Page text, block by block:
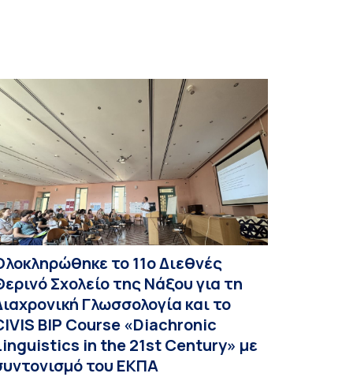
το 11ο Διεθνές
Σχολείο της Νάξου για τη
Γλωσσολογία και το
BIP Course «Diachronic
in the 21st Century» με
του ΕΚΠΑ